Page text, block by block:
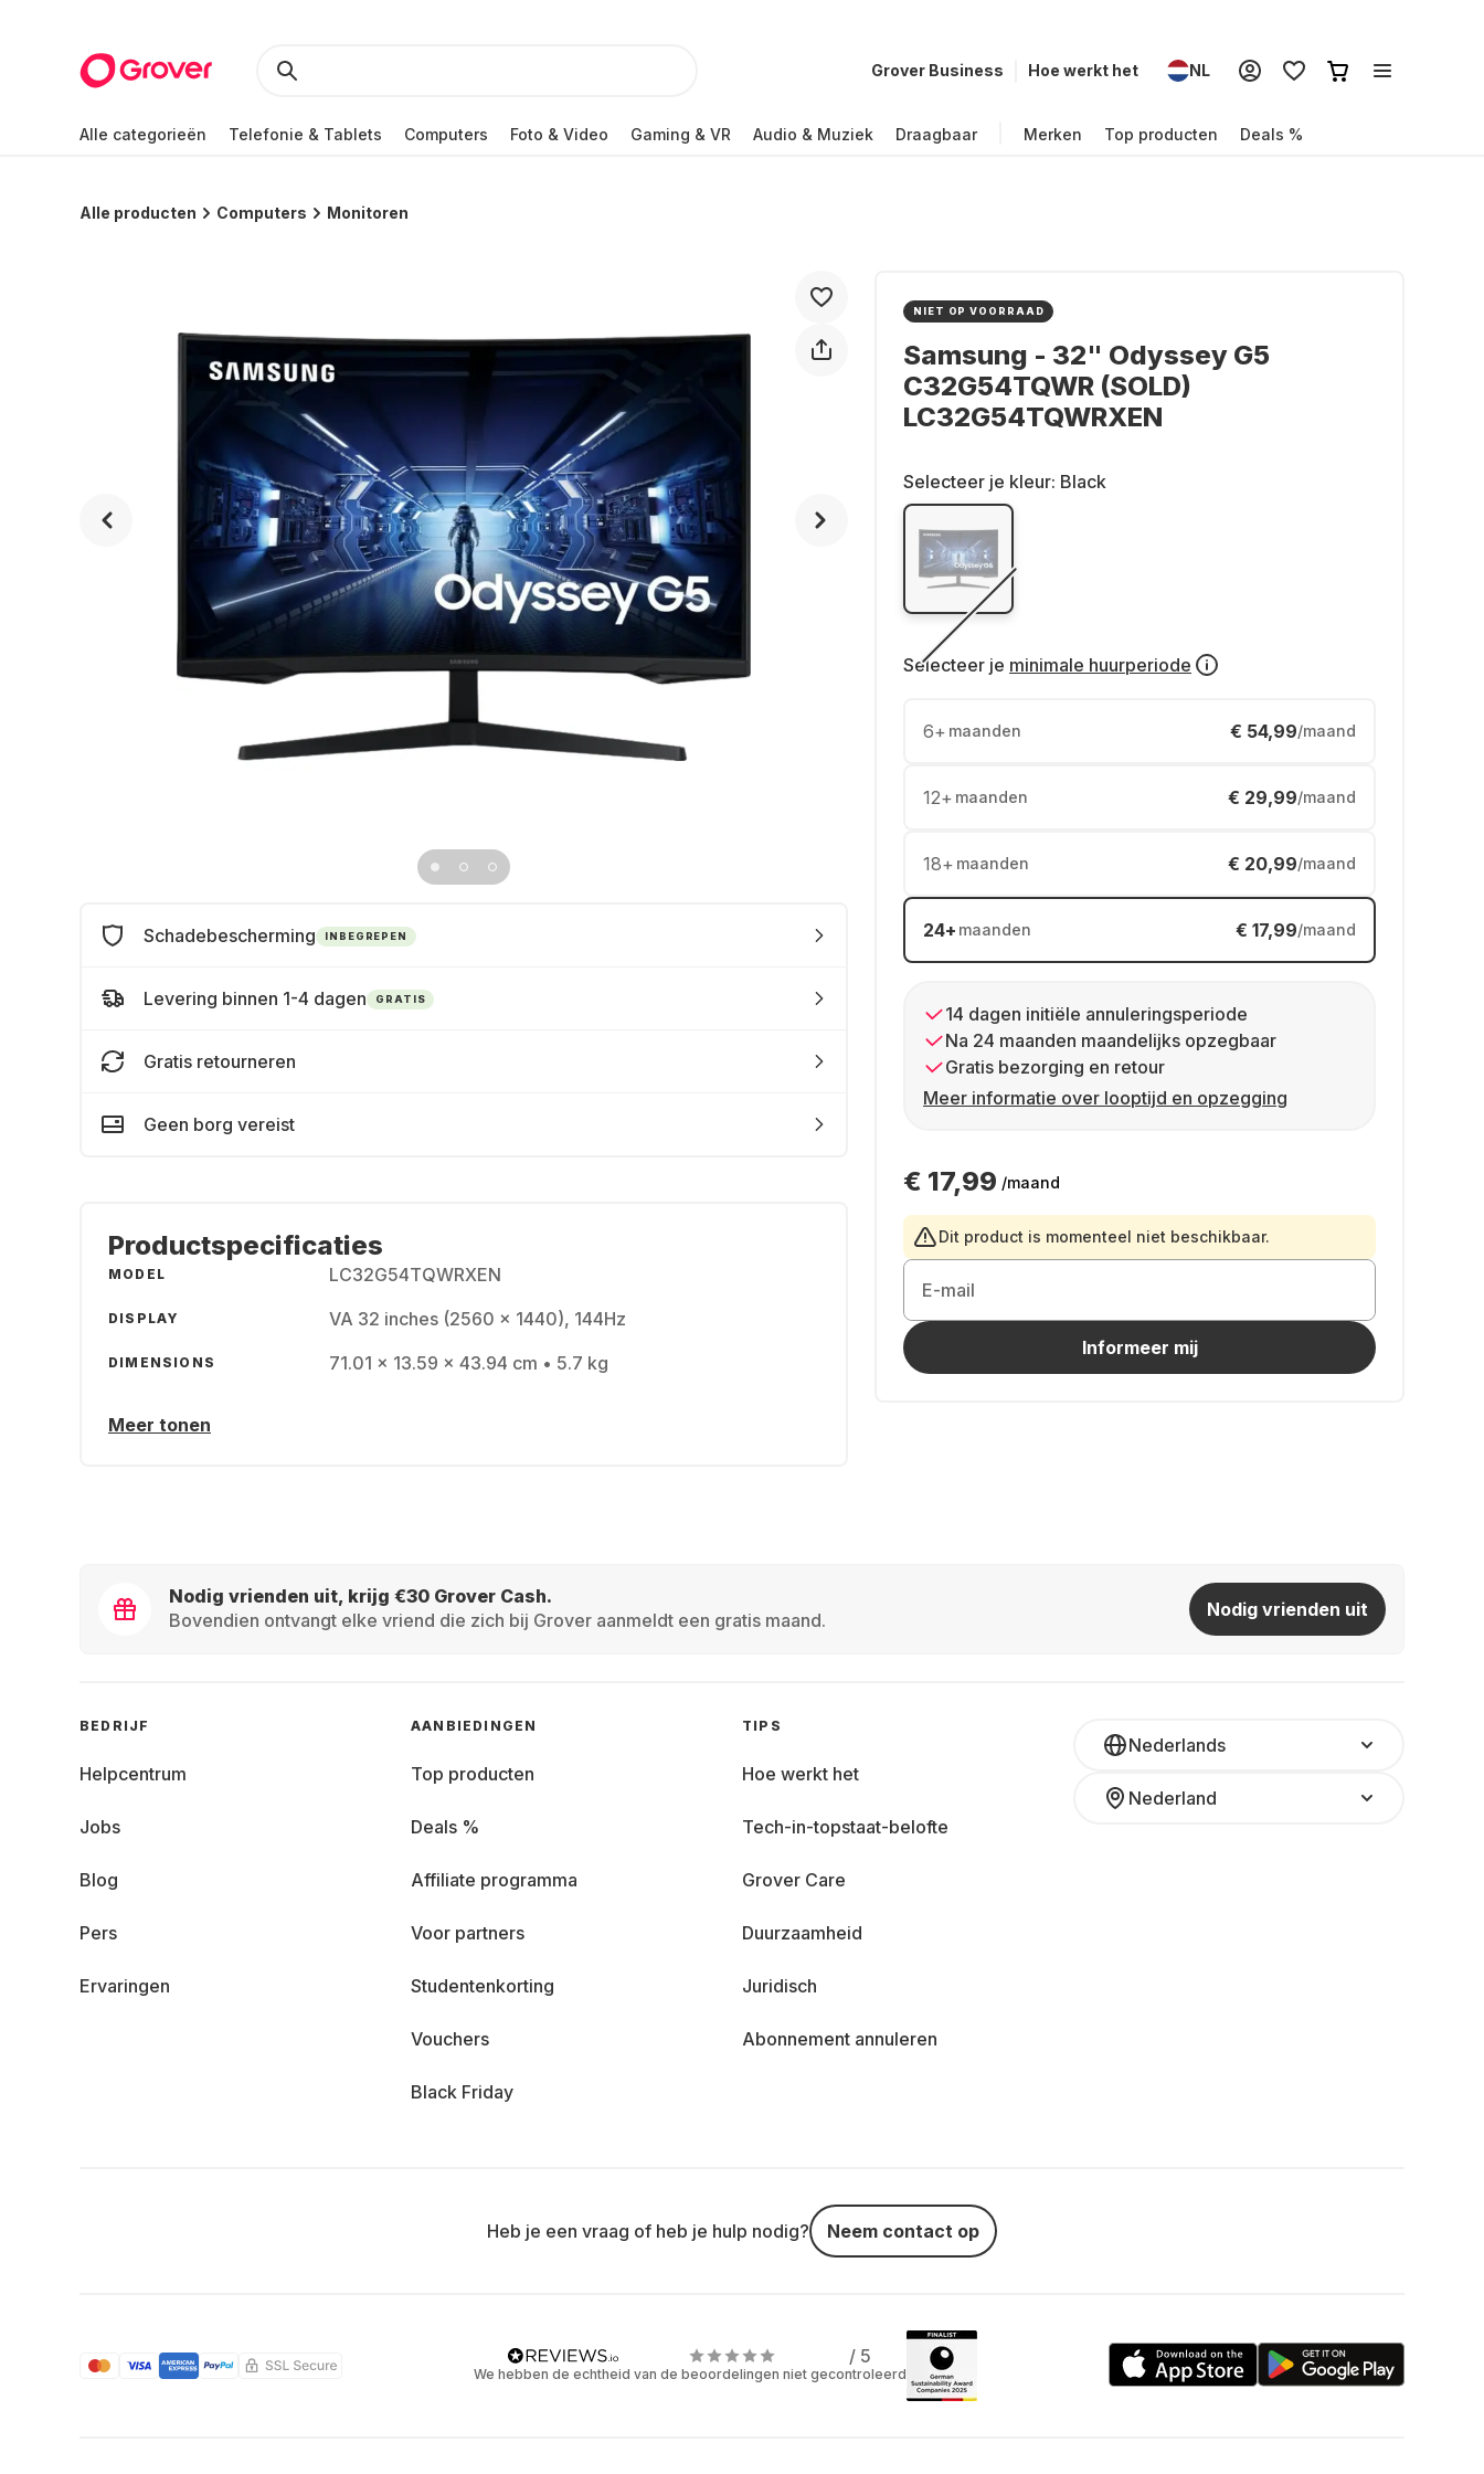
Grover Business Hoe werkt het NL
Alle categorieën Telefonie & Tablets Computers Foto & Video Gaming & VR Audio & Muziek Draagbaar Merken Top producten Deals %
Alle producten Computers Monitoren
NIET OP VOORRAAD
Samsung - 32" Odyssey G5
C32G54TQWR (SOLD)
LC32G54TQWRXEN
Selecteer je kleur: Black
Selecteer je minimale huurperiode
6+ maanden € 54,99/maand
12+ maanden € 29,99/maand
18+ maanden € 20,99/maand
24+ maanden € 17,99/maand
14 dagen initiële annuleringsperiode
Na 24 maanden maandelijks opzegbaar
Gratis bezorging en retour
Meer informatie over looptijd en opzegging
€ 17,99 /maand
Dit product is momenteel niet beschikbaar.
E-mail
Informeer mij
Schadebescherming INBEGREPEN
Levering binnen 1-4 dagen GRATIS
Gratis retourneren
Geen borg vereist
Productspecificaties
MODEL LC32G54TQWRXEN
DISPLAY VA 32 inches (2560 x 1440), 144Hz
DIMENSIONS 71.01 x 13.59 x 43.94 cm • 5.7 kg
Meer tonen
Nodig vrienden uit, krijg €30 Grover Cash.
Bovendien ontvangt elke vriend die zich bij Grover aanmeldt een gratis maand.
Nodig vrienden uit
Nederlands
Nederland
BEDRIJF
Helpcentrum
Jobs
Blog
Pers
Ervaringen
AANBIEDINGEN
Top producten
Deals %
Affiliate programma
Voor partners
Studentenkorting
Vouchers
Black Friday
TIPS
Hoe werkt het
Tech-in-topstaat-belofte
Grover Care
Duurzaamheid
Juridisch
Abonnement annuleren
Heb je een vraag of heb je hulp nodig? Neem contact op
/ 5
We hebben de echtheid van de beoordelingen niet gecontroleerd